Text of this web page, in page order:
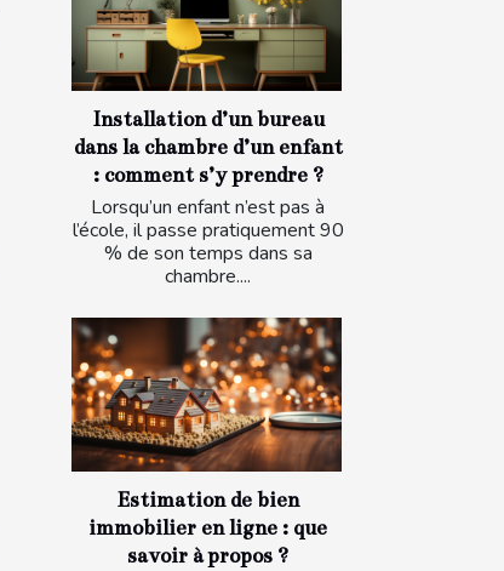
Installation d’un bureau
dans la chambre d’un enfant
: comment s’y prendre ?
Lorsqu’un enfant n’est pas à
l’école, il passe pratiquement 90
% de son temps dans sa
chambre....
Estimation de bien
immobilier en ligne : que
savoir à propos ?